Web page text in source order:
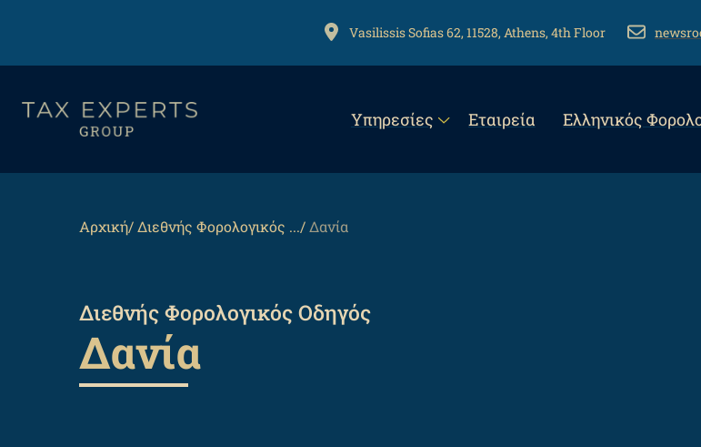
κυρίως
ADDRESS
Vasilissis Sofias 62, 11528, Athens, 4th Floor EMAIL
navigation
Υπηρεσίες Εταιρεία Eλληνικός
Breadcrumb
Αρχική Διεθνής Φορολογικός ... Δανία
Διεθνής Φορολογικός Οδηγός
Δανία